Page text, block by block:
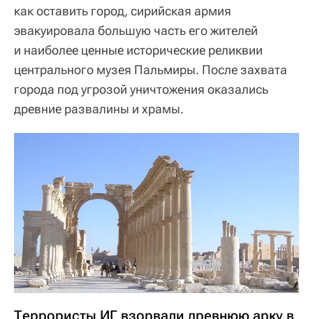
как оставить город, сирийская армия
эвакуировала большую часть его жителей
и наиболее ценные исторические реликвии
центрального музея Пальмиры. После захвата
города под угрозой уничтожения оказались
древние развалины и храмы.
Террористы ИГ взорвали древнюю арку в